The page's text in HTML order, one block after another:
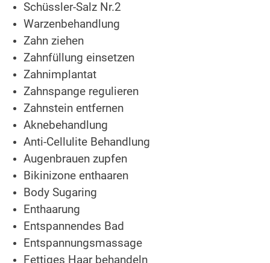
Schüssler-Salz Nr.2
Warzenbehandlung
Zahn ziehen
Zahnfüllung einsetzen
Zahnimplantat
Zahnspange regulieren
Zahnstein entfernen
Aknebehandlung
Anti-Cellulite Behandlung
Augenbrauen zupfen
Bikinizone enthaaren
Body Sugaring
Enthaarung
Entspannendes Bad
Entspannungsmassage
Fettiges Haar behandeln